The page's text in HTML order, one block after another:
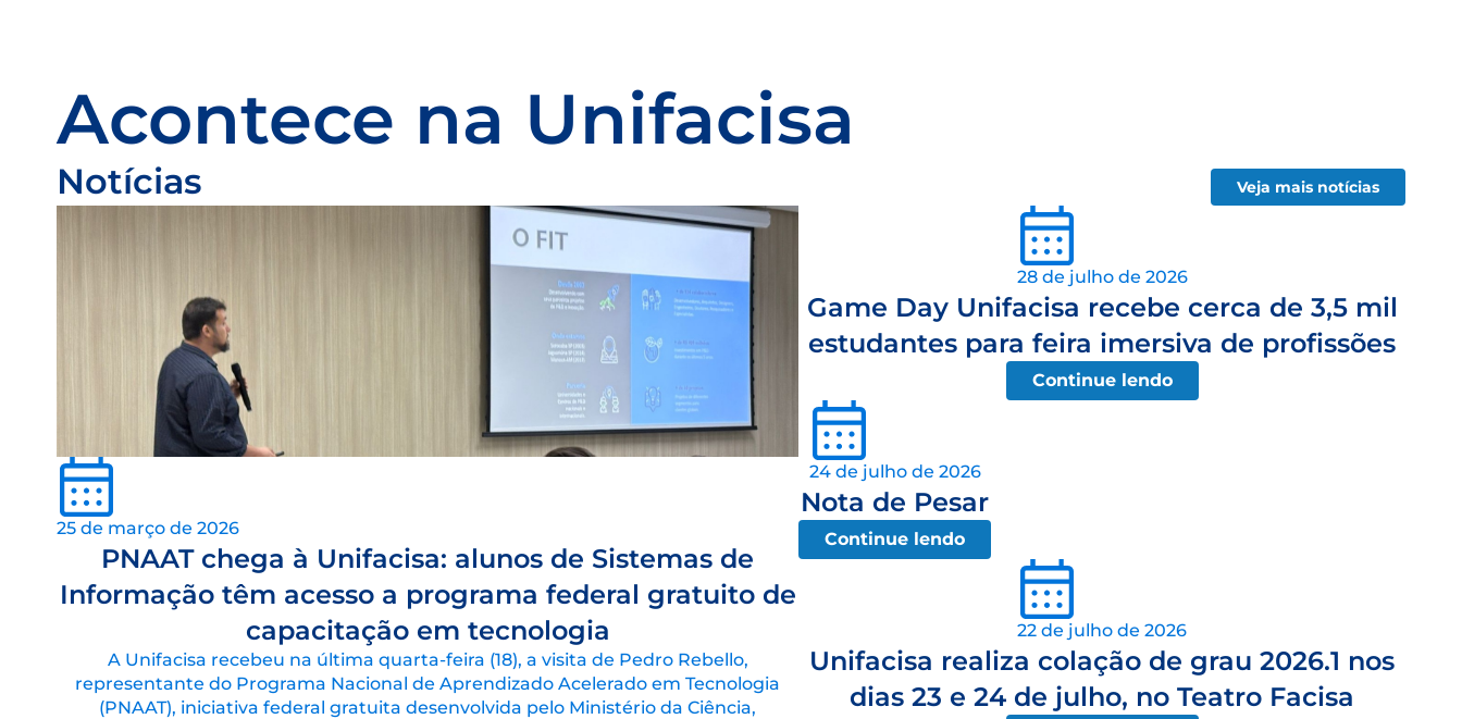
Acontece na Unifacisa
Notícias Veja mais notícias
25 de março de 2026
PNAAT chega à Unifacisa: alunos de Sistemas de
Informação têm acesso a programa federal gratuito de
capacitação em tecnologia
A Unifacisa recebeu na última quarta-feira (18), a visita de Pedro Rebello,
representante do Programa Nacional de Aprendizado Acelerado em Tecnologia
(PNAAT), iniciativa federal gratuita desenvolvida pelo Ministério da Ciência,
28 de julho de 2026
Game Day Unifacisa recebe cerca de 3,5 mil
estudantes para feira imersiva de profissões
Continue lendo
24 de julho de 2026
Nota de Pesar
Continue lendo
22 de julho de 2026
Unifacisa realiza colação de grau 2026.1 nos
dias 23 e 24 de julho, no Teatro Facisa